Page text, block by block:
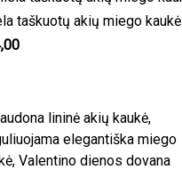
taškuotų akių miego kaukė